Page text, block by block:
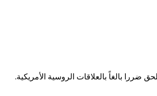
بالغاً بالعلاقات الروسية الأمريكية.